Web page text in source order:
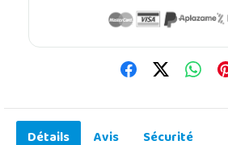
Détails Avis
Sécurité